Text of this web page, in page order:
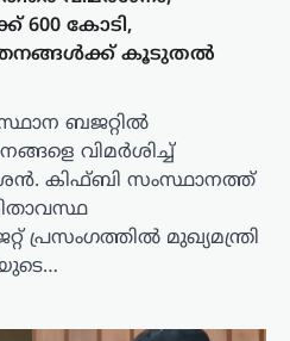
600 കോടി,
കൂടുതൽ
ബജറ്റിൽ
വിമർശിച്ച്
കിഫ്ബി സംസ്ഥാനത്ത്
പ്രസംഗത്തിൽ മുഖ്യമന്ത്രി